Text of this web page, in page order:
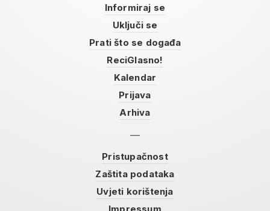
Informiraj se
Uključi se
Prati što se događa
ReciGlasno!
Kalendar
Prijava
Arhiva
Pristupačnost
Zaštita podataka
Uvjeti korištenja